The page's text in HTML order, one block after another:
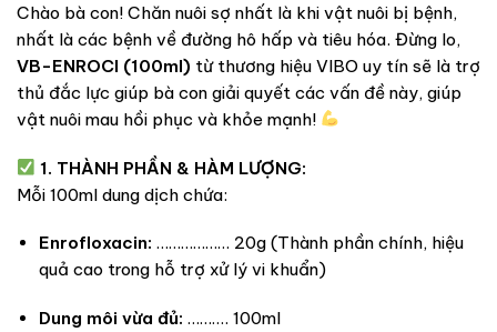
Chào bà con! Chăn nuôi sợ nhất là khi vật nuôi bị bệnh,
nhất là các bệnh về đường hô hấp và tiêu hóa. Đừng lo,
VB-ENROCI (100ml) từ thương hiệu VIBO uy tín sẽ là trợ
thủ đắc lực giúp bà con giải quyết các vấn đề này, giúp
vật nuôi mau hồi phục và khỏe mạnh!
1. THÀNH PHẦN & HÀM LƯỢNG:
Mỗi 100ml dung dịch chứa:
Enrofloxacin: ……………… 20g (Thành phần chính, hiệu
quả cao trong hỗ trợ xử lý vi khuẩn)
Dung môi vừa đủ: ………. 100ml